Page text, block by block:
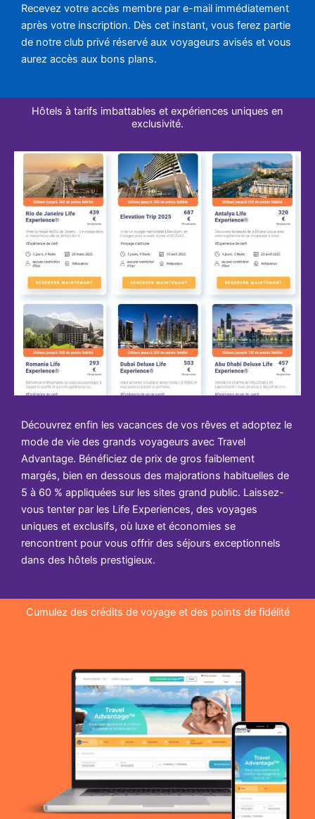
Recevez votre accès membre par e-mail immédiatement
après votre inscription. Dès cet instant, vous ferez partie
de notre club privé réservé aux voyageurs avisés et vous
aurez accès aux bons plans.
Hôtels à tarifs imbattables et expériences uniques en
exclusivité.
Découvrez enfin les vacances de vos rêves et adoptez le
mode de vie des grands voyageurs avec Travel
Advantage. Bénéficiez de prix de gros faiblement
margés, bien en dessous des majorations habituelles de
5 à 60 % appliquées sur les sites grand public. Laissez-
vous tenter par les Life Experiences, des voyages
uniques et exclusifs, où luxe et économies se
rencontrent pour vous offrir des séjours exceptionnels
dans des hôtels prestigieux.
Cumulez des crédits de voyage et des points de fidélité